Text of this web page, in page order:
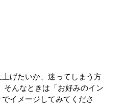
げたいか、迷ってしまう方
そんなときは「お好みのイン
イメージしてみてくださ